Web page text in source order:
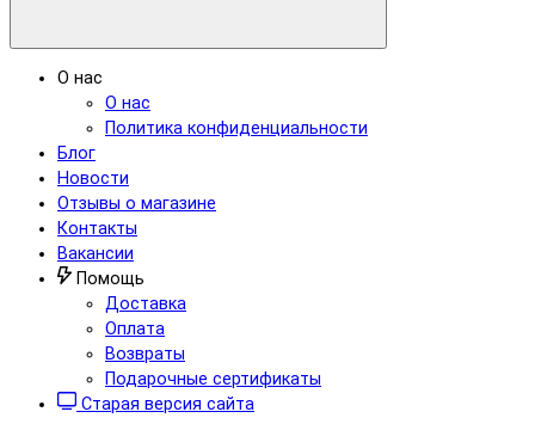
О нас
О нас
Политика конфиденциальности
Блог
Новости
Отзывы о магазине
Контакты
Вакансии
Помощь
Доставка
Оплата
Возвраты
Подарочные сертификаты
Старая версия сайта